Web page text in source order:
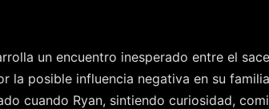
un encuentro inesperado entre el
la posible influencia negativa en su
cuando Ryan, sintiendo curiosidad,